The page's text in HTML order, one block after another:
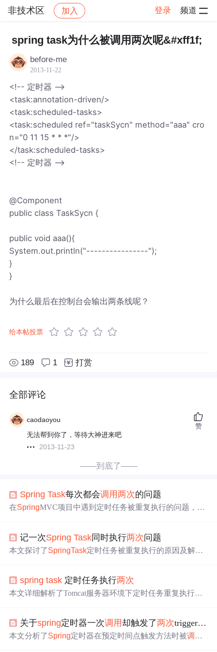
非技术区 加入 登录 频道
非技术区 帖子详情
spring task为什么被调用两次呢&#xff1f;
before-me
2013-11-22
<!-- 定时器 -->
<task:annotation-driven/>
<task:scheduled-tasks>
<task:scheduled ref="taskSycn" method="aaa" cro
n="0 11 15 * * *"/>
</task:scheduled-tasks>
<!-- 定时器 -->
@Component
public class TaskSycn {
public void aaa(){
System.out.println("----------------");
}
}
为什么最后在控制台会输出两条线呢？
给本帖投票
189 1 打赏
全部评论
caodaoyou
无法帮到你了，等待大神进来吧
2013-11-23
赞
——到底了——
Spring Task每次都会调用两次的问题
在SpringMVC项目中遇到定时任务被重复执行的问题，经
出webapp目录并在docBase中指定路径解决问题。
记一次Spring Task同时执行两次问题
本文探讨了SpringTask定时任务被重复执行的原因及解决
及Tomcat配置等方面寻找可能的原因。
spring task 定时任务执行两次
本文详细解析了Tomcat服务器环境下定时任务重复执行的
关于spring定时器一次调用却触发了两次trigger的问题分析
本文分析了Spring定时器在预定时间点触发方法时被调用